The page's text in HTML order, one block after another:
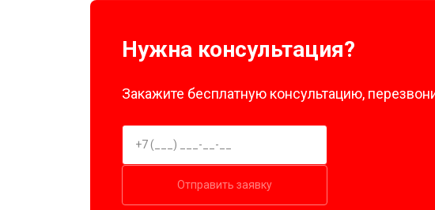
Нужна консультация?
Закажите бесплатную консультацию,
Отправить заявку